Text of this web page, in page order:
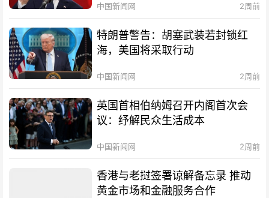
中国新闻网 2周前
特朗普警告：胡塞武装若封锁红
海，美国将采取行动
中国新闻网 2周前
英国首相伯纳姆召开内阁首次会
议：纾解民众生活成本
中国新闻网 2周前
香港与老挝签署谅解备忘录 推动
黄金市场和金融服务合作